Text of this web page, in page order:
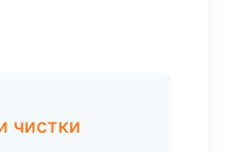
чистки